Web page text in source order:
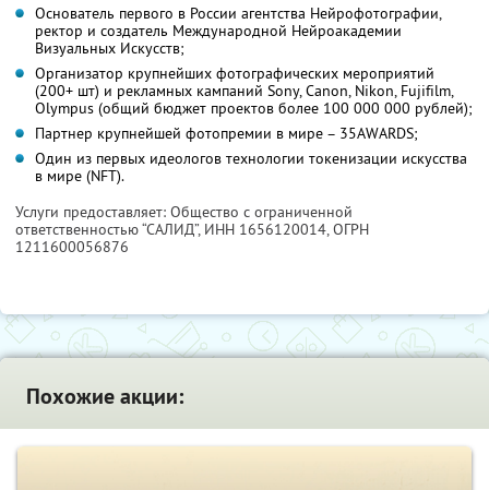
Основатель первого в России агентства Нейрофотографии,
ректор и создатель Международной Нейроакадемии
Визуальных Искусств;
Организатор крупнейших фотографических мероприятий
(200+ шт) и рекламных кампаний Sony, Canon, Nikon, Fujifilm,
Olympus (общий бюджет проектов более 100 000 000 рублей);
Партнер крупнейшей фотопремии в мире – 35AWARDS;
Один из первых идеологов технологии токенизации искусства
в мире (NFT).
Услуги предоставляет: Общество с ограниченной
ответственностью “САЛИД”, ИНН 1656120014, ОГРН
1211600056876
Похожие акции: